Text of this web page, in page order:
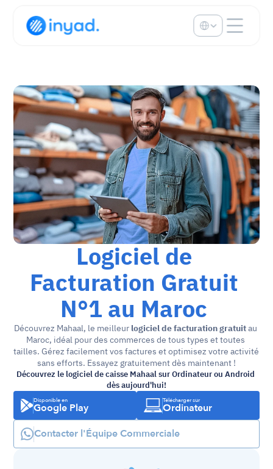
Logiciel de
Facturation Gratuit
N°1 au Maroc
Découvrez Mahaal, le meilleur logiciel de facturation gratuit au
Maroc, idéal pour des commerces de tous types et toutes
tailles. Gérez facilement vos factures et optimisez votre activité
sans efforts. Essayez gratuitement dès maintenant !
Découvrez le logiciel de caisse Mahaal sur Ordinateur ou Android
dès aujourd'hui!
Disponible en
Google Play
Télécharger sur
Ordinateur
Contacter l'Équipe Commerciale
Select Language